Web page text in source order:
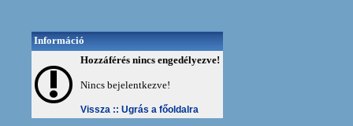
Információ
Hozzáférés nincs engedélyezve!
Nincs bejelentkezve!
Vissza :: Ugrás a főoldalra